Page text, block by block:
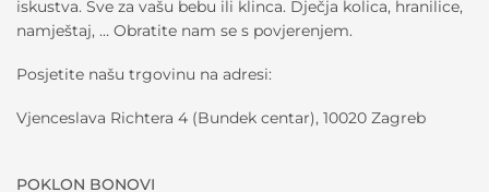
iskustva. Sve za vašu bebu ili klinca. Dječja kolica, hranilice,
namještaj, … Obratite nam se s povjerenjem.
Posjetite našu trgovinu na adresi:
Vjenceslava Richtera 4 (Bundek centar), 10020 Zagreb
POKLON BONOVI